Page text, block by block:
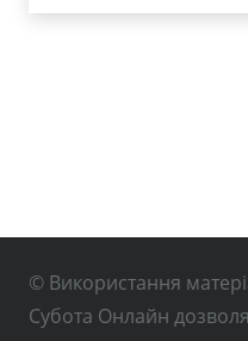
© Використання
Субота Онлайн